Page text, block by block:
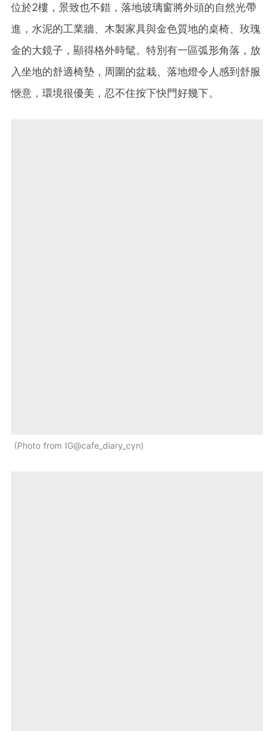
位於2樓，景致也不錯，落地玻璃窗將外頭的自然光帶
進，水泥的工業牆、木製家具與金色質地的桌椅、玫瑰
金的大鏡子，顯得格外時髦。特別有一區弧形角落，放
入坐地的舒適椅墊，周圍的盆栽、落地燈令人感到舒服
愜意，環境很優美，忍不住按下快門好幾下。
Photo from IG@cafe_diary_cyn